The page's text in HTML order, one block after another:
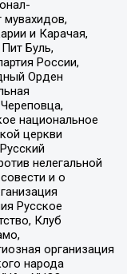
и Карачая,
Буль,
России,
Орден
национальное
церкви
нелегальной
и о
Русское
Клуб
организация
народа